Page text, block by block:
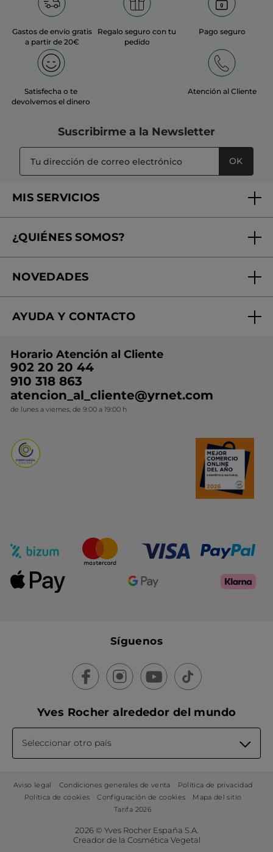
Gastos de envío gratis
a partir de 20€
Regalo seguro con tu
pedido
Pago seguro
Satisfecha o te
devolvemos el dinero
Atención al Cliente
Suscribirme a la Newsletter
OK
MIS SERVICIOS
Tratamientos de Belleza
Mi club Yves Rocher
¿QUIÉNES SOMOS?
¿Quiénes somos?
Nuestros compromisos
Conviértete en Franquiciada
NOVEDADES
Rebajas
Ideas de Regalo
Colección Monoi
Novedades del mes
AYUDA Y CONTACTO
Contacto
Horario Atención al Cliente
902 20 20 44
910 318 863
atencion_al_cliente@yrnet.com
de lunes a viernes, de 9:00 a 19:00 h
Síguenos
Yves Rocher alrededor del mundo
Seleccionar otro país
Aviso legal Condiciones generales de venta
Política de privacidad
Política de cookies
Configuración de cookies
Mapa del sitio
Tarifa 2026
2026 © Yves Rocher España S.A.
Creador de la Cosmética Vegetal